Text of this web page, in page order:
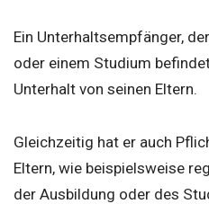
Ein Unterhaltsempfänger,
oder einem Studium
Unterhalt von seinen Eltern.
Gleichzeitig hat er auch
Eltern, wie beispielsweise
der Ausbildung oder des